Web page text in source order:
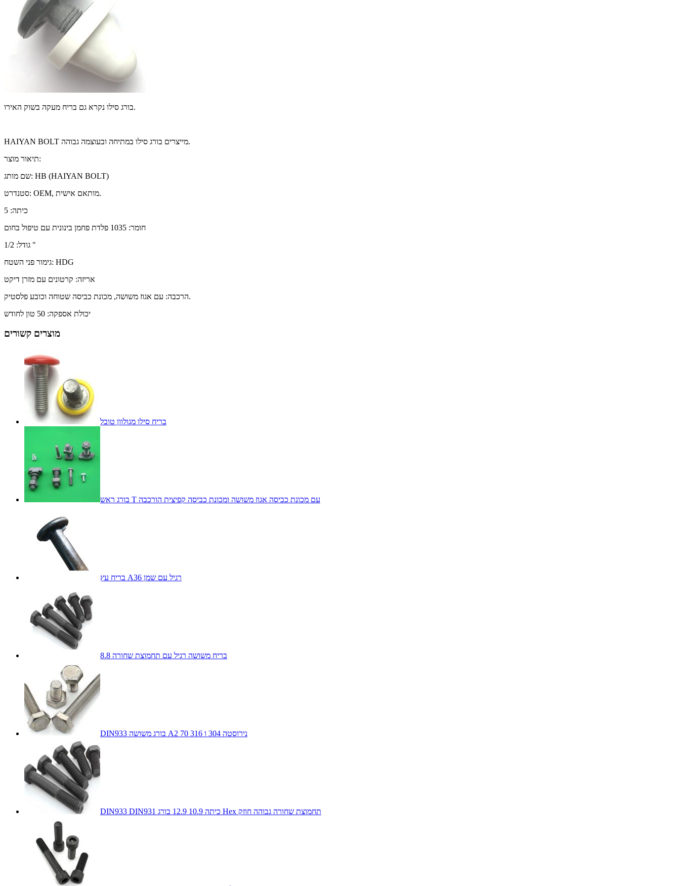
בורג סילו נקרא גם בריח מעקה בשוק האירו.
HAIYAN BOLT מייצרים בורג סילו במתיחה ובעוצמה גבוהה.
תיאור מוצר:
שם מותג: HB (HAIYAN BOLT)
סטנדרט: OEM, מותאם אישית.
כיתה: 5
חומר: 1035 פלדת פחמן בינונית עם טיפול בחום
גודל: 1/2 "
גימור פני השטח: HDG
אריזה: קרטונים עם מזרן דיקט
הרכבה: עם אגוז משושה, מכונת כביסה שטוחה וכובע פלסטיק.
יכולת אספקה: 50 טון לחודש
מוצרים קשורים
בריח סילו מגולוון טובל
בורג ראש T עם מכונת כביסה אגוז משושה ומכונת כביסה קפיצית הורכבה
בריח עץ A36 רגיל עם שמן
8.8 בריח משושה רגיל עם תחמוצת שחורה
DIN933 בורג משושה A2 70 נירוסטה 304 ו 316
DIN933 DIN931 כיתה 10.9 12.9 בורג Hex תחמוצת שחורה גבוהה חוזק